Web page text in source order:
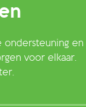
en
voor elkaar.